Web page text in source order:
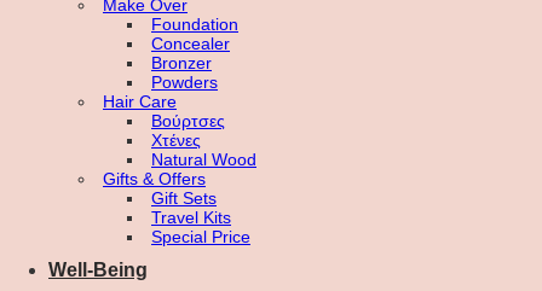
Make Over
Foundation
Concealer
Bronzer
Powders
Hair Care
Βούρτσες
Χτένες
Natural Wood
Gifts & Offers
Gift Sets
Travel Kits
Special Price
Well-Being